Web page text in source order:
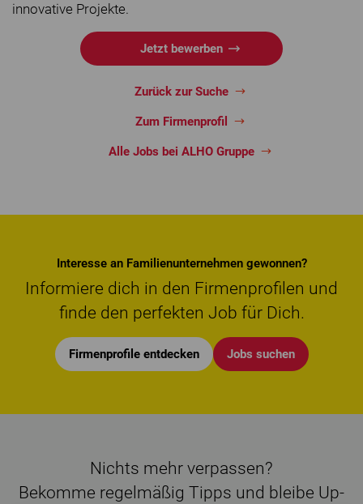
innovative Projekte.
Jetzt bewerben
Zurück zur Suche
Zum Firmenprofil
Alle Jobs bei ALHO Gruppe
Interesse an Familienunternehmen gewonnen?
Informiere dich in den Firmenprofilen und
finde den perfekten Job für Dich.
Firmenprofile entdecken Jobs suchen
Nichts mehr verpassen?
Bekomme regelmäßig Tipps und bleibe Up-